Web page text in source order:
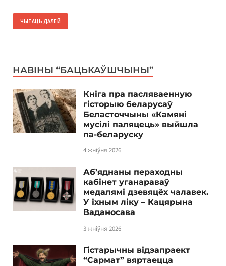
ЧЫТАЦЬ ДАЛЕЙ
НАВІНЫ “БАЦЬКАЎШЧЫНЫ”
Кніга пра пасляваенную
гісторыю беларусаў
Беласточчыны «Камяні
мусілі паляцець» выйшла
па-беларуску
4 жніўня 2026
Аб’яднаны пераходны
кабінет уганараваў
медалямі дзевяцёх чалавек.
У іхным ліку – Кацярына
Ваданосава
3 жніўня 2026
Гістарычны відэапраект
“Сармат” вяртаецца